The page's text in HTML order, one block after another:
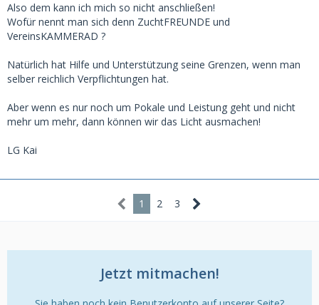
Also dem kann ich mich so nicht anschließen!
Wofür nennt man sich denn ZuchtFREUNDE und
VereinsKAMMERAD ?
Natürlich hat Hilfe und Unterstützung seine Grenzen, wenn man
selber reichlich Verpflichtungen hat.
Aber wenn es nur noch um Pokale und Leistung geht und nicht
mehr um mehr, dann können wir das Licht ausmachen!
LG Kai
1 2 3
Jetzt mitmachen!